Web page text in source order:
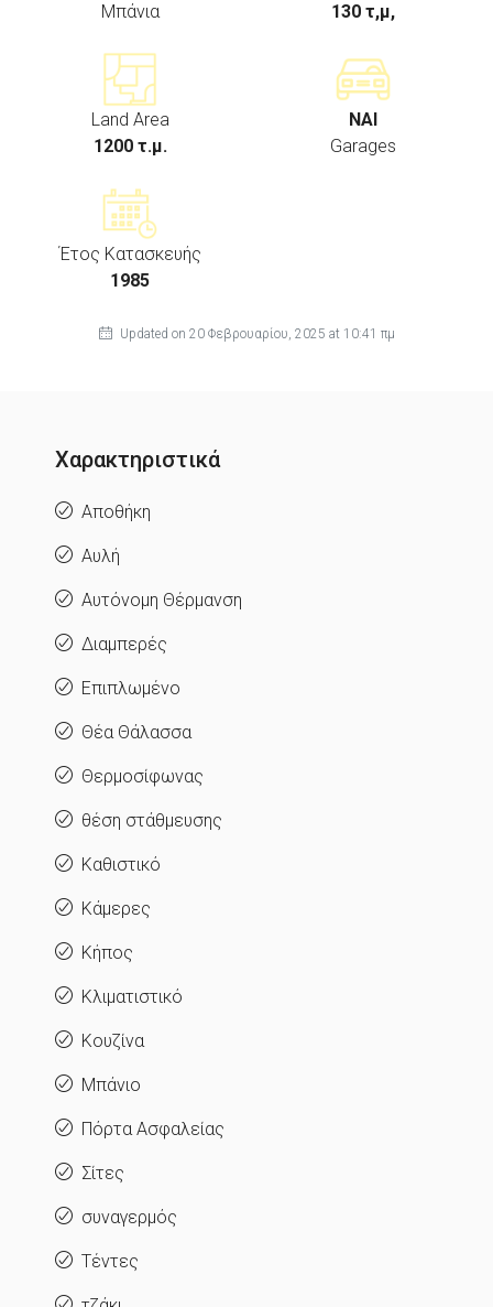
Μπάνια
130 τ,μ,
Land Area
1200 τ.μ.
ΝΑΙ
Garages
Έτος Κατασκευής
1985
Updated on 20 Φεβρουαρίου, 2025 at 10:41 πμ
Χαρακτηριστικά
Αποθήκη
Αυλή
Αυτόνομη Θέρμανση
Διαμπερές
Επιπλωμένο
Θέα Θάλασσα
Θερμοσίφωνας
θέση στάθμευσης
Καθιστικό
Κάμερες
Κήπος
Κλιματιστικό
Κουζίνα
Μπάνιο
Πόρτα Ασφαλείας
Σίτες
συναγερμός
Τέντες